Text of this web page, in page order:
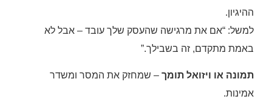
ההיגיון.
למשל: “אם את מרגישה שהעסק שלך עובד – אבל לא
באמת מתקדם, זה בשבילך.”
תמונה או ויזואל תומך – שמחזק את המסר ומשדר
אמינות.